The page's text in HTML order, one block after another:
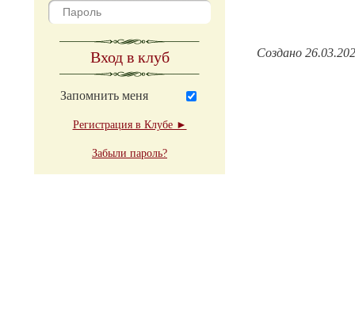
Вход в клуб
Запомнить меня
Регистрация в Клубе ►
Забыли пароль?
Создано